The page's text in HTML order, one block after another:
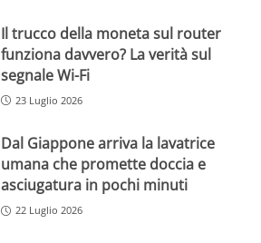
Il trucco della moneta sul router
funziona davvero? La verità sul
segnale Wi-Fi
23 Luglio 2026
Dal Giappone arriva la lavatrice
umana che promette doccia e
asciugatura in pochi minuti
22 Luglio 2026